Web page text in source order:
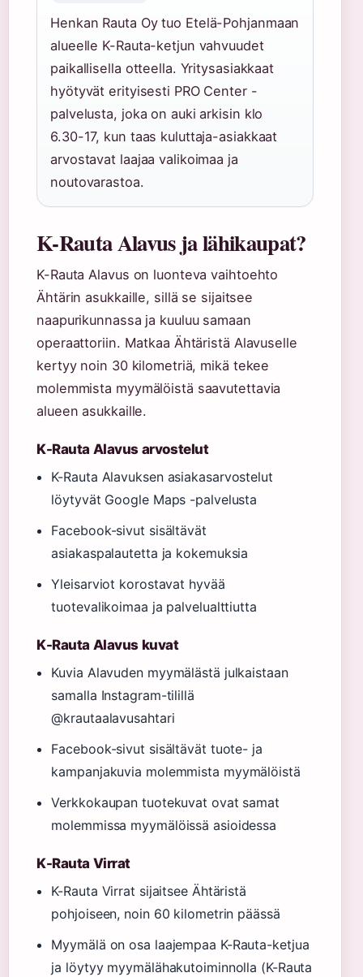
Henkan Rauta Oy tuo Etelä-Pohjanmaan
alueelle K-Rauta-ketjun vahvuudet
paikallisella otteella. Yritysasiakkaat
hyötyvät erityisesti PRO Center -
palvelusta, joka on auki arkisin klo
6.30-17, kun taas kuluttaja-asiakkaat
arvostavat laajaa valikoimaa ja
noutovarastoa.
K-Rauta Alavus ja lähikaupat?
K-Rauta Alavus on luonteva vaihtoehto
Ähtärin asukkaille, sillä se sijaitsee
naapurikunnassa ja kuuluu samaan
operaattoriin. Matkaa Ähtäristä Alavuselle
kertyy noin 30 kilometriä, mikä tekee
molemmista myymälöistä saavutettavia
alueen asukkaille.
K-Rauta Alavus arvostelut
K-Rauta Alavuksen asiakasarvostelut
löytyvät Google Maps -palvelusta
Facebook-sivut sisältävät
asiakaspalautetta ja kokemuksia
Yleisarviot korostavat hyvää
tuotevalikoimaa ja palvelualttiutta
K-Rauta Alavus kuvat
Kuvia Alavuden myymälästä julkaistaan
samalla Instagram-tilillä
@krautaalavusahtari
Facebook-sivut sisältävät tuote- ja
kampanjakuvia molemmista myymälöistä
Verkkokaupan tuotekuvat ovat samat
molemmissa myymälöissä asioidessa
K-Rauta Virrat
K-Rauta Virrat sijaitsee Ähtäristä
pohjoiseen, noin 60 kilometrin päässä
Myymälä on osa laajempaa K-Rauta-ketjua
ja löytyy myymälähakutoiminnolla (K-Rauta